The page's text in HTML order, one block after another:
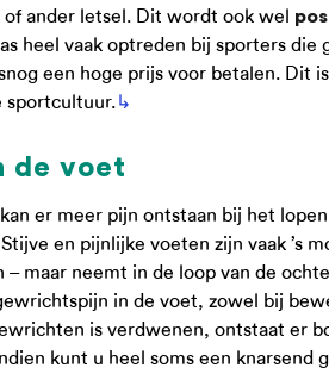
ander letsel. Dit wordt ook wel
heel vaak optreden bij sporters die
een hoge prijs voor betalen. Dit
sportcultuur.↳
de voet
er meer pijn ontstaan bij het
en pijnlijke voeten zijn vaak ’s
maar neemt in de loop van de
in de voet, zowel bij
is verdwenen, ontstaat er
kunt u heel soms een knarsend